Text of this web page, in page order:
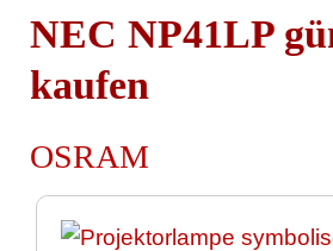
NEC NP41LP
kaufen
OSRAM